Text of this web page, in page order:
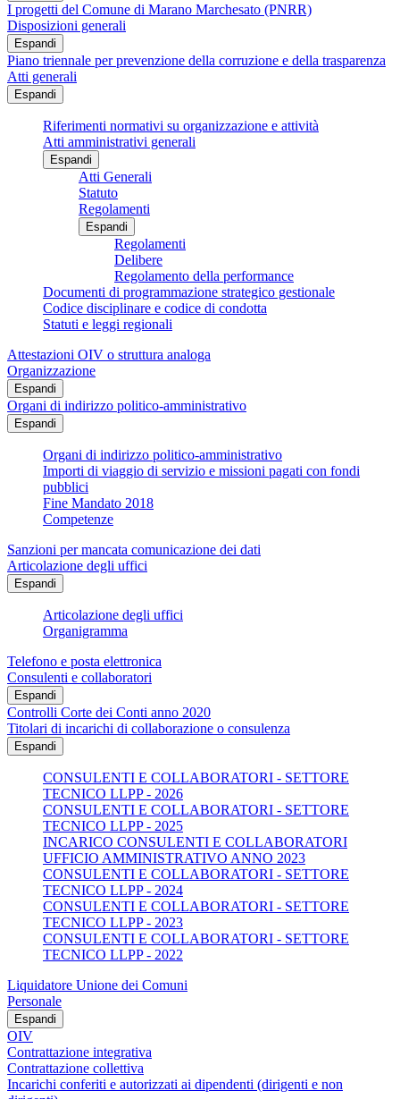
I progetti del Comune di Marano Marchesato (PNRR)
Disposizioni generali
Espandi
Piano triennale per prevenzione della corruzione e della trasparenza
Atti generali
Espandi
Riferimenti normativi su organizzazione e attività
Atti amministrativi generali
Espandi
Atti Generali
Statuto
Regolamenti
Espandi
Regolamenti
Delibere
Regolamento della performance
Documenti di programmazione strategico gestionale
Codice disciplinare e codice di condotta
Statuti e leggi regionali
Attestazioni OIV o struttura analoga
Organizzazione
Espandi
Organi di indirizzo politico-amministrativo
Espandi
Organi di indirizzo politico-amministrativo
Importi di viaggio di servizio e missioni pagati con fondi
pubblici
Fine Mandato 2018
Competenze
Sanzioni per mancata comunicazione dei dati
Articolazione degli uffici
Espandi
Articolazione degli uffici
Organigramma
Telefono e posta elettronica
Consulenti e collaboratori
Espandi
Controlli Corte dei Conti anno 2020
Titolari di incarichi di collaborazione o consulenza
Espandi
CONSULENTI E COLLABORATORI - SETTORE
TECNICO LLPP - 2026
CONSULENTI E COLLABORATORI - SETTORE
TECNICO LLPP - 2025
INCARICO CONSULENTI E COLLABORATORI
UFFICIO AMMINISTRATIVO ANNO 2023
CONSULENTI E COLLABORATORI - SETTORE
TECNICO LLPP - 2024
CONSULENTI E COLLABORATORI - SETTORE
TECNICO LLPP - 2023
CONSULENTI E COLLABORATORI - SETTORE
TECNICO LLPP - 2022
Liquidatore Unione dei Comuni
Personale
Espandi
OIV
Contrattazione integrativa
Contrattazione collettiva
Incarichi conferiti e autorizzati ai dipendenti (dirigenti e non